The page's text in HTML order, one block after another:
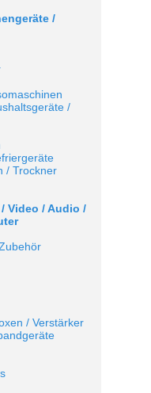
/
/
/ Trockner
Video / Audio /
/ Verstärker